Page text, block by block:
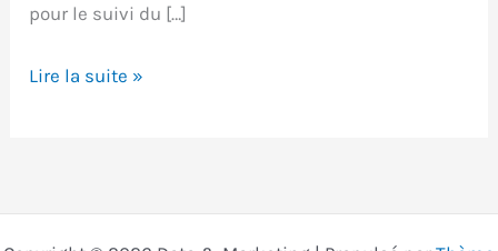
pour le suivi du […]
Attribuer
Facebook
Lire la suite »